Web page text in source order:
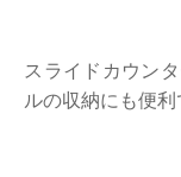
スライドカウン
ルの収納にも便利